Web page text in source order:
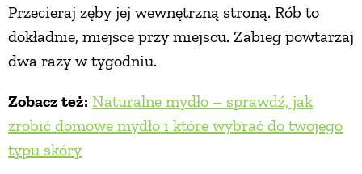
Przecieraj zęby jej wewnętrzną stroną. Rób to
dokładnie, miejsce przy miejscu. Zabieg powtarzaj
dwa razy w tygodniu.
Zobacz też: Naturalne mydło – sprawdź, jak
zrobić domowe mydło i które wybrać do twojego
typu skóry